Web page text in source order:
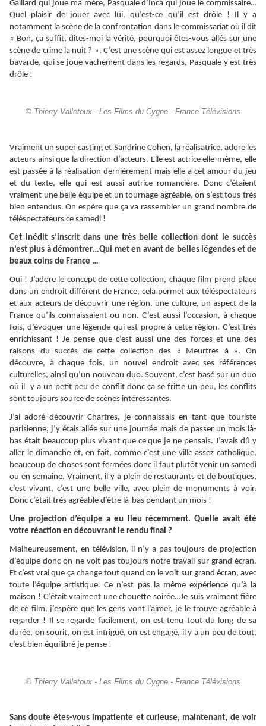
Gaillard qui joue ma mère, Pasquale d’Inca qui joue le commissaire…
Quel plaisir de jouer avec lui, qu’est-ce qu’il est drôle ! Il y a
notamment la scène de la confrontation dans le commissariat où il dit
« Bon, ça suffit, dites-moi la vérité, pourquoi êtes-vous allés sur une
scène de crime la nuit ? ». C’est une scène qui est assez longue et très
bavarde, qui se joue vachement dans les regards, Pasquale y est très
drôle !
© Thierry Valletoux - Les Films du Cygne - France Télévisions
Vraiment un super casting et Sandrine Cohen, la réalisatrice, adore les
acteurs ainsi que la direction d’acteurs. Elle est actrice elle-même, elle
est passée à la réalisation dernièrement mais elle a cet amour du jeu
et du texte, elle qui est aussi autrice romancière. Donc c’étaient
vraiment une belle équipe et un tournage agréable, on s’est tous très
bien entendus. On espère que ça va rassembler un grand nombre de
téléspectateurs ce samedi !
Cet inédit s’inscrit dans une très belle collection dont le succès
n’est plus à démontrer…Qui met en avant de belles légendes et de
beaux coins de France …
Oui ! J’adore le concept de cette collection, chaque film prend place
dans un endroit différent de France, cela permet aux téléspectateurs
et aux acteurs de découvrir une région, une culture, un aspect de la
France qu’ils connaissaient ou non. C’est aussi l’occasion, à chaque
fois, d’évoquer une légende qui est propre à cette région. C’est très
enrichissant ! Je pense que c’est aussi une des forces et une des
raisons du succès de cette collection des « Meurtres à ». On
découvre, à chaque fois, un nouvel endroit avec ses références
culturelles, ainsi qu’un nouveau duo. Souvent, c’est basé sur un duo
où il y a un petit peu de conflit donc ça se fritte un peu, les conflits
sont toujours source de scènes intéressantes.
J’ai adoré découvrir Chartres, je connaissais en tant que touriste
parisienne, j’y étais allée sur une journée mais de passer un mois là-
bas était beaucoup plus vivant que ce que je ne pensais. J’avais dû y
aller le dimanche et, en fait, comme c’est une ville assez catholique,
beaucoup de choses sont fermées donc il faut plutôt venir un samedi
ou en semaine. Vraiment, il y a plein de restaurants et de boutiques,
c’est vivant, c’est une belle ville, avec plein de monuments à voir.
Donc c’était très agréable d’être là-bas pendant un mois !
Une projection d’équipe a eu lieu récemment. Quelle avait été
votre réaction en découvrant le rendu final ?
Malheureusement, en télévision, il n’y a pas toujours de projection
d’équipe donc on ne voit pas toujours notre travail sur grand écran.
Et c’est vrai que ça change tout quand on le voit sur grand écran, avec
toute l’équipe artistique. Ce n’est pas la même expérience qu’à la
maison ! C’était vraiment une chouette soirée…Je suis vraiment fière
de ce film, j’espère que les gens vont l’aimer, je le trouve agréable à
regarder ! Il se regarde facilement, on est tenu tout du long de sa
durée, on sourit, on est intrigué, on est engagé, il y a un peu de tout,
c’est bien équilibré je pense !
© Thierry Valletoux - Les Films du Cygne - France Télévisions
Sans doute êtes-vous impatiente et curieuse, maintenant, de voir